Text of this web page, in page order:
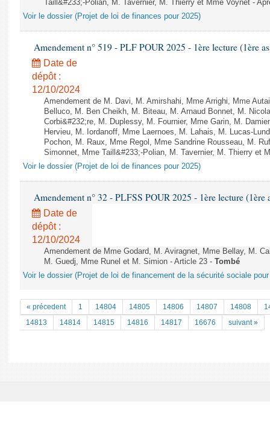
Taill&#233;-Polian, M. Tavernier, M. Thierry et Mme Voynet -
Voir le dossier (Projet de loi de finances pour 2025)
Amendement n° 519 - PLF POUR 2025 - 1ère lecture (1ère
Date de
dépôt :
12/10/2024
Amendement de M. Davi, M. Amirshahi, Mme Arrighi, Mme
Belluco, M. Ben Cheikh, M. Biteau, M. Arnaud Bonnet, M.
Corbi&#232;re, M. Duplessy, M. Fournier, Mme Garin, M.
Hervieu, M. Iordanoff, Mme Laernoes, M. Lahais, M. Lucas-
Pochon, M. Raux, Mme Regol, Mme Sandrine Rousseau, M.
Simonnet, Mme Taill&#233;-Polian, M. Tavernier, M. Thierry et
Voir le dossier (Projet de loi de finances pour 2025)
Amendement n° 32 - PLFSS POUR 2025 - 1ère lecture (1ère
Date de
dépôt :
12/10/2024
Amendement de Mme Godard, M. Aviragnet, Mme Bellay, M.
M. Guedj, Mme Runel et M. Simion - Article 23 - Tombé
Voir le dossier (Projet de loi de financement de la sécurité sociale pour
« précedent 1 14804 14805 14806 14807 14808
14813
14814 14815 14816 14817 16676 suivant »